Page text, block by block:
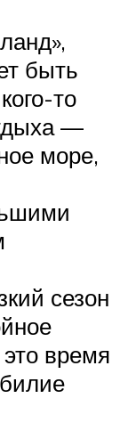
быть
то
—
море,
сезон
время